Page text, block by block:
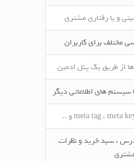
و یا رفتاری مشتری
مختلف برای کاربران
از طریق یک پنل ادمین
های اطلاعاتی دیگر
، سبد خرید و نظرات